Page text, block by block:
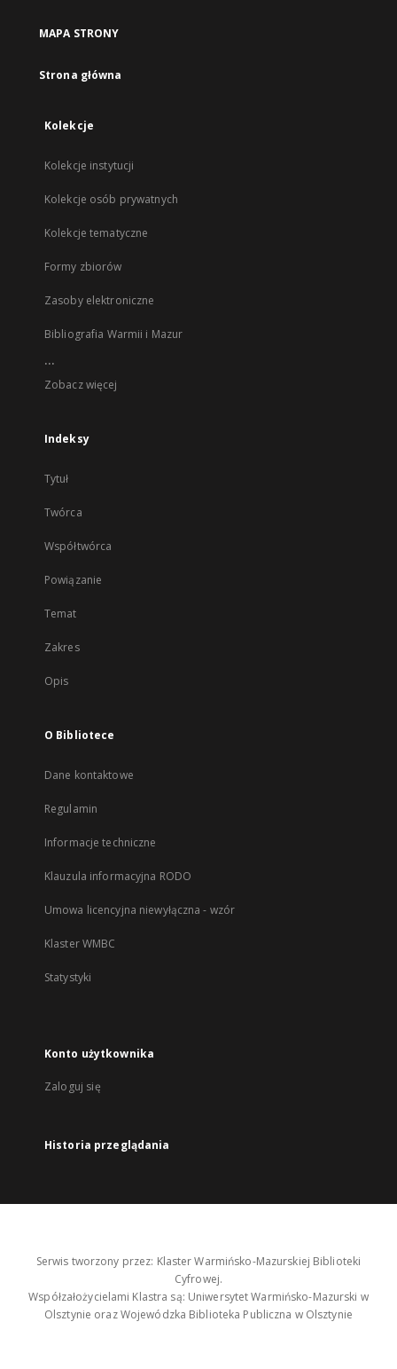
MAPA STRONY
Strona główna
Kolekcje
Kolekcje instytucji
Kolekcje osób prywatnych
Kolekcje tematyczne
Formy zbiorów
Zasoby elektroniczne
Bibliografia Warmii i Mazur
...
Zobacz więcej
Indeksy
Tytuł
Twórca
Współtwórca
Powiązanie
Temat
Zakres
Opis
O Bibliotece
Dane kontaktowe
Regulamin
Informacje techniczne
Klauzula informacyjna RODO
Umowa licencyjna niewyłączna - wzór
Klaster WMBC
Statystyki
Konto użytkownika
Zaloguj się
Historia przeglądania
Serwis tworzony przez: Klaster Warmińsko-Mazurskiej Biblioteki
Cyfrowej.
Współzałożycielami Klastra są: Uniwersytet Warmińsko-Mazurski w
Olsztynie oraz Wojewódzka Biblioteka Publiczna w Olsztynie